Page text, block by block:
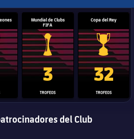
de la Liga de Campeones
Mundial de Clubs
FIFA
Trofeo del Mundial de
3
TROFEOS
Copa del Rey
Copa del
32
TROFEOS
del Club